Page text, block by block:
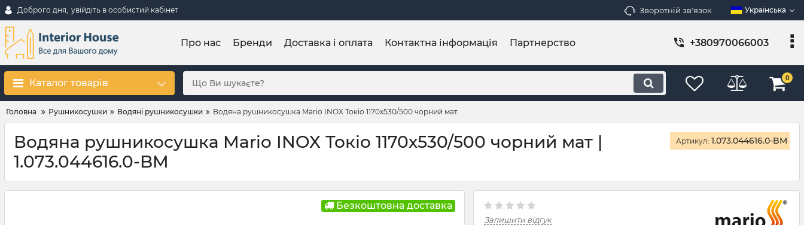
Доброго дня, увійдіть в особистий кабінет Зворотній зв'язок Українська
Про нас Бренди Доставка і оплата Контактна інформація Партнерство +380970066003
Каталог товарів 0
Головна Рушникосушки Водяні рушникосушки Водяна рушникосушка Mario INOX Токіо 1170х530/500 чорний мат
Водяна рушникосушка Mario INOX Токіо 1170х530/500 чорний мат |
1.073.044616.0-BM
Артикул: 1.073.044616.0-BM
Безкоштовна доставка
Залишити відгук